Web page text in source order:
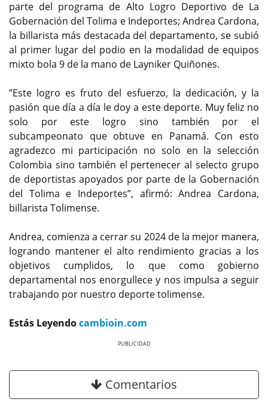
parte del programa de Alto Logro Deportivo de La
Gobernación del Tolima e Indeportes; Andrea Cardona,
la billarista más destacada del departamento, se subió
al primer lugar del podio en la modalidad de equipos
mixto bola 9 de la mano de Layniker Quiñones.
”Este logro es fruto del esfuerzo, la dedicación, y la
pasión que día a día le doy a este deporte. Muy feliz no
solo por este logro sino también por el
subcampeonato que obtuve en Panamá. Con esto
agradezco mi participación no solo en la selección
Colombia sino también el pertenecer al selecto grupo
de deportistas apoyados por parte de la Gobernación
del Tolima e Indeportes”, afirmó: Andrea Cardona,
billarista Tolimense.
Andrea, comienza a cerrar su 2024 de la mejor manera,
logrando mantener el alto rendimiento gracias a los
objetivos cumplidos, lo que como gobierno
departamental nos enorgullece y nos impulsa a seguir
trabajando por nuestro deporte tolimense.
Estás Leyendocambioin.com
Comentarios